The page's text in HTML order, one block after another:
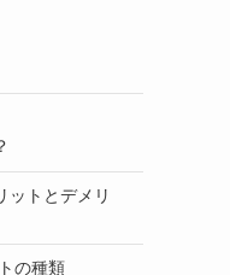
ットとデメリ
の種類